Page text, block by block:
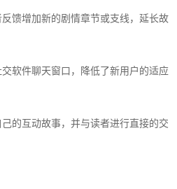
馈增加新的剧情章节或支线，延长故
软件聊天窗口，降低了新用户的适应
的互动故事，并与读者进行直接的交